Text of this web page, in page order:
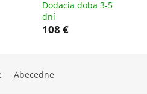
Dodacia doba 3-5
dní
108 €
Abecedne